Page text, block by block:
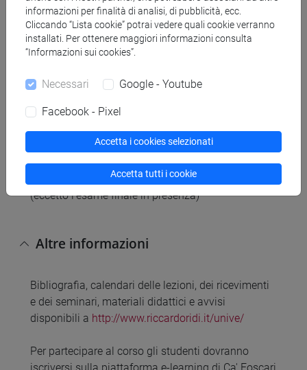
Modalità di esame
scritto
Metodi didattici
Lezioni ed esercitazioni completamente online
(eccetto l'esame finale in presenza)
Altre informazioni
Bibliografia, calendari delle lezioni, dei ricevimenti
e dei seminari, materiali didattici e avvisi
disponibili a http://www.riccardoridi.it/unive/
Per partecipare al corso gli studenti dovranno
iscriversi sulla piattaforma e-learning di Ca' Foscari
informazioni per finalità di analisi, di pubblicità, ecc.
Cliccando “Lista cookie” potrai vedere quali cookie verranno
installati. Per ottenere maggiori informazioni consulta
“Informazioni sui cookies”.
Necessari Google - Youtube
Facebook - Pixel
Accetta i cookies selezionati
Accetta tutti i cookie